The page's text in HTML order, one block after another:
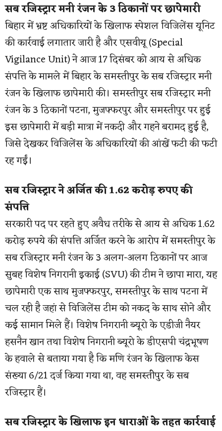
सब रजिस्ट्रार मनी रंजन के 3 ठिकानों पर छापेमारी
बिहार में भ्रष्ट अधिकारियों के खिलाफ स्पेशल विजिलेंस यूनिट
की कार्रवाई लगातार जारी है और एसवीयू (Special
Vigilance Unit) ने आज 17 दिसंबर को आय से अधिक
संपत्ति के मामले में बिहार के समस्तीपुर के सब रजिस्ट्रार मनी
रंजन के खिलाफ छापेमारी की। समस्तीपुर सब रजिस्ट्रार मनी
रंजन के 3 ठिकानों पटना, मुजफ्फरपुर और समस्तीपुर पर हुई
इस छापेमारी में बड़ी मात्रा में नकदी और गहने बरामद हुई है,
जिसे देखकर विजिलेंस के अधिकारियों की आंखें फटी की फटी
रह गईं।
सब रजिस्ट्रार ने अर्जित की 1.62 करोड़ रुपए की
संपत्ति
सरकारी पद पर रहते हुए अवैध तरीके से आय से अधिक 1.62
करोड़ रुपये की संपत्ति अर्जित करने के आरोप में समस्तीपुर के
सब रजिस्ट्रार मनी रंजन के 3 अलग-अलग ठिकानों पर आज
सुबह विशेष निगरानी इकाई (SVU) की टीम ने छापा मारा, यह
छापेमारी एक साथ मुजफ्फरपुर, समस्तीपुर के साथ पटना में
चल रही है जहां से विजिलेंस टीम को नकद के साथ सोने और
कई सामान मिले हैं। विशेष निगरानी ब्यूरो के एडीजी नैयर
हसनैन खान तथा विशेष निगरानी ब्यूरो के डीएसपी चंद्रभूषण
के हवाले से बताया गया है कि मणि रंजन के खिलाफ केस
संख्या 6/21 दर्ज किया गया था, वह समस्तीेपुर के सब
रजिस्ट्रार हैं।
सब रजिस्ट्रार के खिलाफ इन धाराओं के तहत कार्रवाई